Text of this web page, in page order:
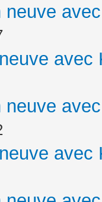
avec
avec